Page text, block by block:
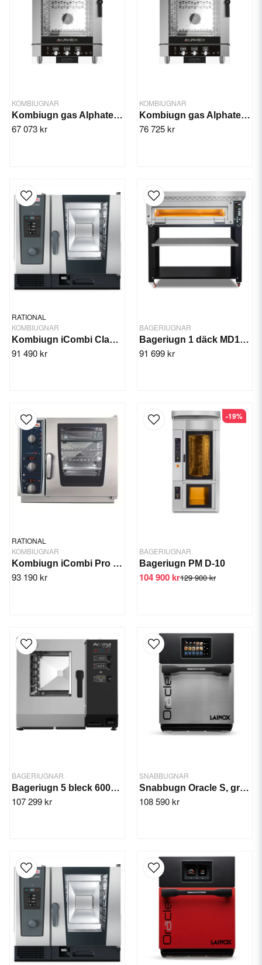
KOMBIUGNAR
Kombiugn gas Alphatech Icon 101M
67 073 kr
KOMBIUGNAR
Kombiugn gas Alphatech Icon 101T
76 725 kr
RATIONAL
KOMBIUGNAR
Kombiugn iCombi Classic 6-1/1
91 490 kr
BAGERIUGNAR
Bageriugn 1 däck MD12001
91 699 kr
RATIONAL
KOMBIUGNAR
Kombiugn iCombi Pro XS 6-2/3
93 190 kr
BAGERIUGNAR
Bageriugn PM D-10
129 900 kr
104 900 kr
-19%
BAGERIUGNAR
Bageriugn 5 bleck 600x400 Lainox Aroma
107 299 kr
SNABBUGNAR
Snabbugn Oracle S, grå ORACGS
108 590 kr